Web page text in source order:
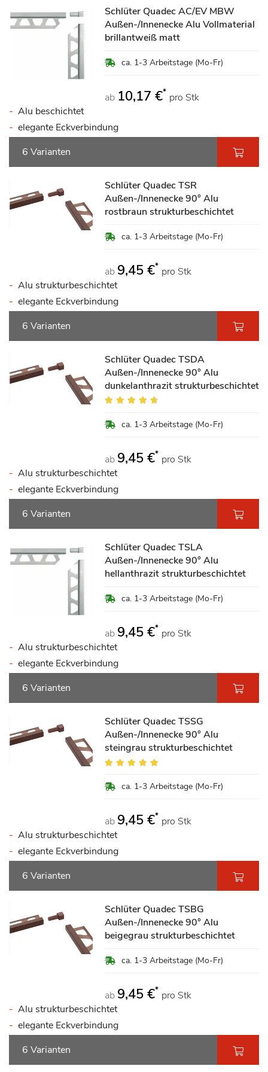
Schlüter Quadec AC/EV MBW
Außen-/Innenecke Alu Vollmaterial
brillantweiß matt
ca. 1-3 Arbeitstage (Mo-Fr)
ab 10,17 €* pro Stk
Alu beschichtet
elegante Eckverbindung
6 Varianten
Schlüter Quadec TSR
Außen-/Innenecke 90° Alu
rostbraun strukturbeschichtet
ca. 1-3 Arbeitstage (Mo-Fr)
ab 9,45 €* pro Stk
Alu strukturbeschichtet
elegante Eckverbindung
6 Varianten
Schlüter Quadec TSDA
Außen-/Innenecke 90° Alu
dunkelanthrazit strukturbeschichtet
Bewertung:
ca. 1-3 Arbeitstage (Mo-Fr)
ab 9,45 €* pro Stk
Alu strukturbeschichtet
elegante Eckverbindung
6 Varianten
Schlüter Quadec TSLA
Außen-/Innenecke 90° Alu
hellanthrazit strukturbeschichtet
ca. 1-3 Arbeitstage (Mo-Fr)
ab 9,45 €* pro Stk
Alu strukturbeschichtet
elegante Eckverbindung
6 Varianten
Schlüter Quadec TSSG
Außen-/Innenecke 90° Alu
steingrau strukturbeschichtet
Bewertung:
ca. 1-3 Arbeitstage (Mo-Fr)
ab 9,45 €* pro Stk
Alu strukturbeschichtet
elegante Eckverbindung
6 Varianten
Schlüter Quadec TSBG
Außen-/Innenecke 90° Alu
beigegrau strukturbeschichtet
ca. 1-3 Arbeitstage (Mo-Fr)
ab 9,45 €* pro Stk
Alu strukturbeschichtet
elegante Eckverbindung
6 Varianten